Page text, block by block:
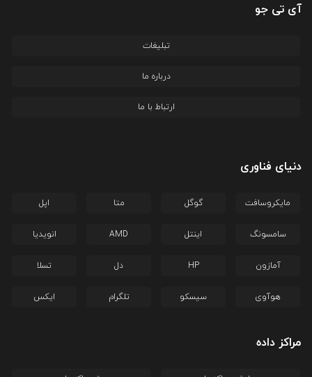
آی تی جو
تبلیغات
درباره ما
ارتباط با ما
دنیای فناوری
مایکروسافت گوگل متا اپل
سامسونگ اینتل AMD انویدیا
آمازون HP دل تسلا
هوآوی سیسکو تلگرام ایکس
مراکز داده